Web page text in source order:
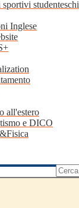
studenteschi
Inglese
all'estero
e DICO
del sito